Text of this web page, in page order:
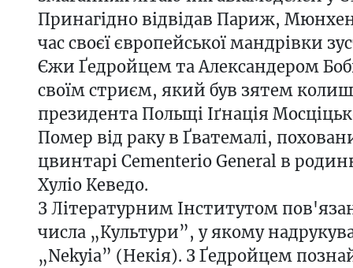
Принагідно відвідав Париж,
час своєї європейської мандрівки
Єжи Ґедройцем та Александером
своїм стриєм, який був зятем
президента Польщі Іґнація
Помер від раку в Ґватемалі,
цвинтарі Cementerio General в
Хуліо Кеведо.
З Літературним Інститутом
числа „Культури”, у якому
„Nekyia” (Некія). З Ґедройцем